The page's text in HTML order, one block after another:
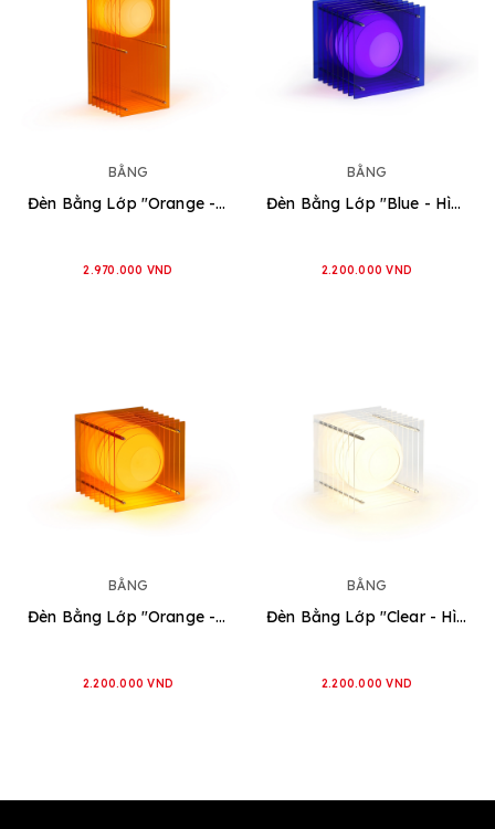
BẰNG
Đèn Bằng Lớp "Orange - Hình Chữ Nhật" [2 loại]
2.970.000 VND
BẰNG
Đèn Bằng Lớp "Blue - Hình Vuông" [2 loại]
2.200.000 VND
BẰNG
Đèn Bằng Lớp "Orange - Hình Vuông" [2 loại]
2.200.000 VND
BẰNG
Đèn Bằng Lớp "Clear - Hình Vuông" [2 loại]
2.200.000 VND